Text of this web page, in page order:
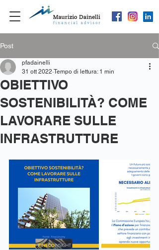
Post
OBIETTIVO
SOSTENIBILITÀ? COME
LAVORARE SULLE
INFRASTRUTTURE
pfadainelli
31 ott 2022 Tempo di lettura: 1 min